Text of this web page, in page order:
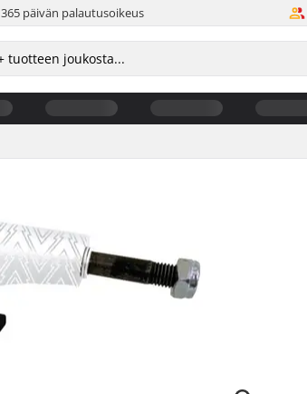
365 päivän palautusoikeus